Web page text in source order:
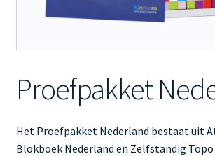
Proefpakket
Het Proefpakket Nederland bestaat uit
Blokboek Nederland en Zelfstandig